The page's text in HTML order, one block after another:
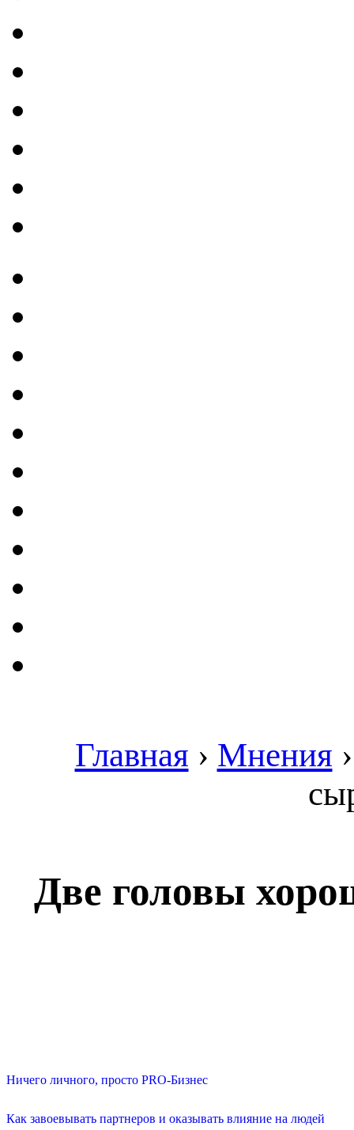
Главная › Мнения
Две головы
Ничего личного, просто PRO-Бизнес
Как завоевывать партнеров и оказывать влияние на людей